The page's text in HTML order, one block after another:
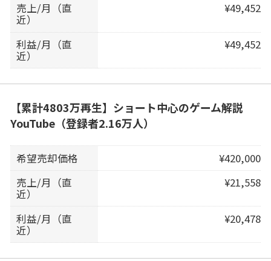
売上/月（直
近）
¥49,452
利益/月（直
近）
¥49,452
【累計4803万再生】ショート中心のゲーム解説
YouTube（登録者2.16万人）
希望売却価格
¥420,000
売上/月（直
近）
¥21,558
利益/月（直
近）
¥20,478